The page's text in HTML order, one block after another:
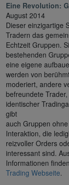
Eine Revolution:
August 2014
Dieser einzigartige
Tradern das
Echtzeit Gruppen.
bestehenden
eine eigene
werden von
moderiert, andere
befreundete
identischer
gibt
auch Gruppen
Interaktion, die
reizvoller Orders
interessant sind.
Informationen
Trading Webseite.